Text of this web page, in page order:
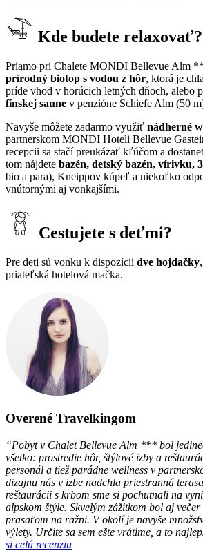
Kde budete relaxovať?
Priamo pri Chalete MONDI Bellevue Alm
prírodný biotop s vodou z hôr, ktorá je
príde vhod v horúcich letných dňoch, alebo
fínskej saune v penzióne Schiefe Alm (50
Navyše môžete zadarmo využiť nádherné
partnerskom MONDI Hoteli Bellevue
recepcii sa stačí preukázať kľúčom a
tom nájdete bazén, detský bazén, vírivku,
bio a para), Kneippov kúpeľ a niekoľko
vnútornými aj vonkajšími.
Cestujete s deťmi?
Pre deti sú vonku k dispozícii dve hojdačky
priateľská hotelová mačka.
Overené Travelkingom
“Pobyt v Chalet Bellevue Alm *** bol
všetko: prostredie hôr, štýlové izby a
personál a tiež parádne wellness v
dizajnu nás v izbe nadchla priestranná
reštaurácii s krbom sme si pochutnali na
alpskom štýle. Skvelým zážitkom bol aj
prasaťom na ražni. V okolí je navyše
výlety. Určite sa sem ešte vrátime, a to
si celú recenziu